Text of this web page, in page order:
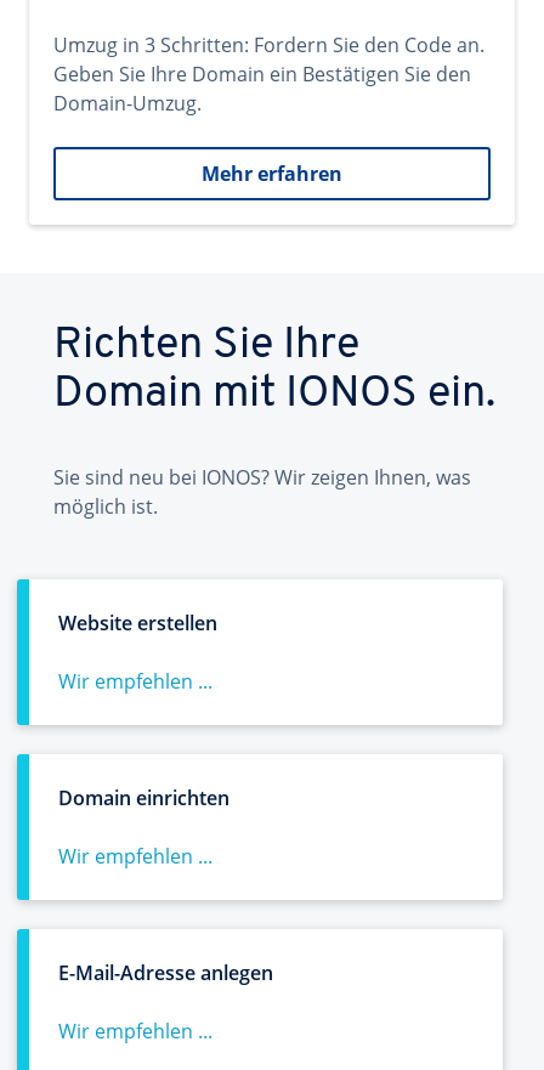
Umzug in 3 Schritten: Fordern Sie den Code an.
Geben Sie Ihre Domain ein Bestätigen Sie den
Domain-Umzug.
Mehr erfahren
Richten Sie Ihre
Domain mit IONOS ein.
Sie sind neu bei IONOS? Wir zeigen Ihnen, was
möglich ist.
Website erstellen
Wir empfehlen ...
Domain einrichten
Wir empfehlen ...
E-Mail-Adresse anlegen
Wir empfehlen ...